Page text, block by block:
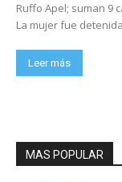
Ruffo Apel; suman 9
La mujer fue
Leer más
MAS POPULAR